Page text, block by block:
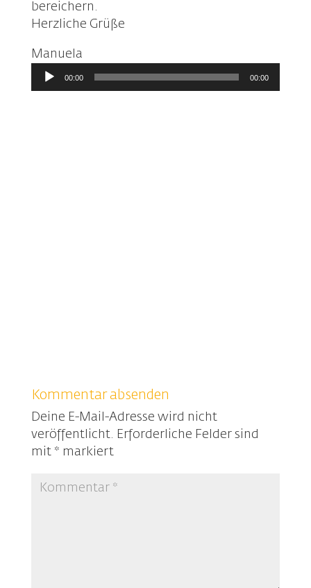
bereichern.
Herzliche Grüße
Manuela
Audio-
Player
00:00 00:00
Kommentar absenden
Deine E-Mail-Adresse wird nicht
veröffentlicht. Erforderliche Felder sind
mit * markiert